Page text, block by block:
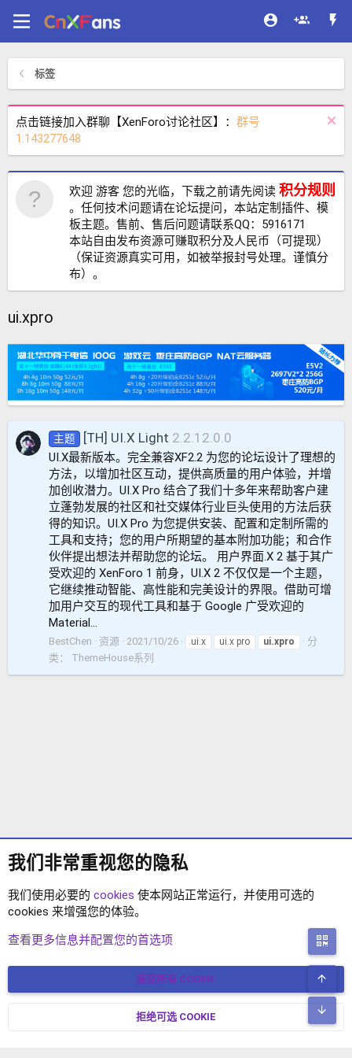
标签
点击链接加入群聊【XenForo讨论社区】： 群号
1:143277648
欢迎 游客 您的光临，下载之前请先阅读 积分规则
。任何技术问题请在论坛提问，本站定制插件、模
板主题。售前、售后问题请联系QQ：5916171
本站自由发布资源可赚取积分及人民币（可提现）
（保证资源真实可用，如被举报封号处理。谨慎分
布）。
ui.xpro
主题 [TH] UI.X Light 2.2.12.0.0
UI.X最新版本。完全兼容XF2.2 为您的论坛设计了理想的
方法，以增加社区互动，提供高质量的用户体验，并增
加创收潜力。UI.X Pro 结合了我们十多年来帮助客户建
立蓬勃发展的社区和社交媒体行业巨头使用的方法后获
得的知识。UI.X Pro 为您提供安装、配置和定制所需的
工具和支持；您的用户所期望的基本附加功能；和合作
伙伴提出想法并帮助您的论坛。 用户界面.X 2 基于其广
受欢迎的 XenForo 1 前身，UI.X 2 不仅仅是一个主题，
它继续推动智能、高性能和完美设计的界限。借助可增
加用户交互的现代工具和基于 Google 广受欢迎的
Material...
BestChen 资源 2021/10/26 ui.x ui.x pro ui.xpro
分
类： ThemeHouse系列
简体中文 联系我们
© COPYRIGHT 2017-2026 XENFORO中文社区 版权所有 冀ICP备
我们非常重视您的隐私
我们使用必要的 cookies 使本网站正常运行，并使用可选的
cookies 来增强您的体验。
查看更多信息并配置您的首选项
接受所有 COOKIE
拒绝可选 COOKIE